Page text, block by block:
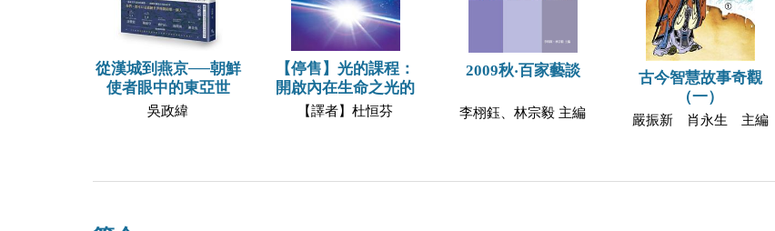
從漢城到燕京──朝鮮
使者眼中的東亞世
吳政緯
【停售】光的課程：
開啟內在生命之光的
【譯者】杜恒芬
2009秋‧百家藝談
李栩鈺、林宗毅 主編
古今智慧故事奇觀
（一）
嚴振新 肖永生 主編